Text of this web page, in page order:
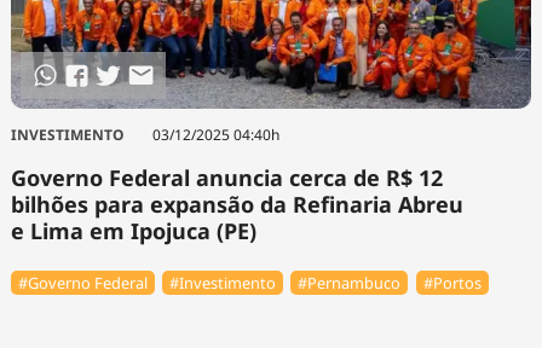
INVESTIMENTO 03/12/2025 04:40h
Governo Federal anuncia cerca de R$ 12
bilhões para expansão da Refinaria Abreu
e Lima em Ipojuca (PE)
#Governo Federal #Investimento #Pernambuco #Portos